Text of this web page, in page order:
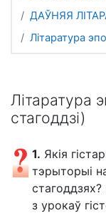
ДАЎНЯЯ
Літаратура
Літаратура
стагоддзі)
1. Якія
тэрыторыі
з урокаў